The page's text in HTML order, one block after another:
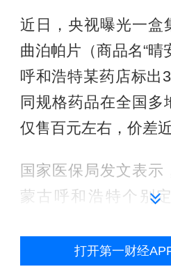
近日，央视曝光一盒
曲泊帕片（商品名“晴
呼和浩特某药店标出
同规格药品在全国多
仅售百元左右，价差近
国家医保局发文表示
蒙古呼和浩特个别
若罔闻”，违背了医
打开第一财经